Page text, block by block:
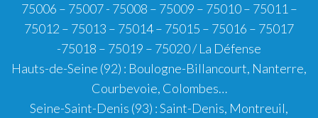
75006 – 75007- 75008 – 75009 – 75010– 75011 –
75012 – 75013 – 75014– 75015 – 75016 – 75017
-75018 – 75019 – 75020/La Défense
Hauts-de-Seine (92) : Boulogne-Billancourt, Nanterre,
Courbevoie, Colombes…
Seine-Saint-Denis (93) :Saint-Denis, Montreuil,